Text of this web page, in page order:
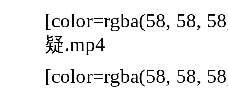
[color=rgba(58, 58,
疑.mp4
[color=rgba(58, 58,